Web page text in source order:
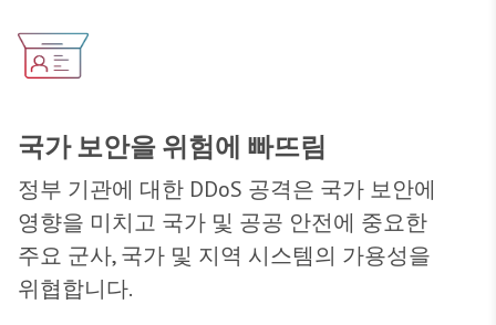
국가 보안을 위험에 빠뜨림
정부 기관에 대한 DDoS 공격은 국가 보안에
영향을 미치고 국가 및 공공 안전에 중요한
주요 군사, 국가 및 지역 시스템의 가용성을
위협합니다.